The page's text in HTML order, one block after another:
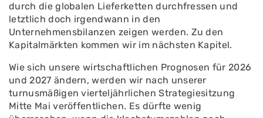
durch die globalen Lieferketten durchfressen und
letztlich doch irgendwann in den
Unternehmensbilanzen zeigen werden. Zu den
Kapitalmärkten kommen wir im nächsten Kapitel.
Wie sich unsere wirtschaftlichen Prognosen für 2026
und 2027 ändern, werden wir nach unserer
turnusmäßigen vierteljährlichen Strategiesitzung
Mitte Mai veröffentlichen. Es dürfte wenig